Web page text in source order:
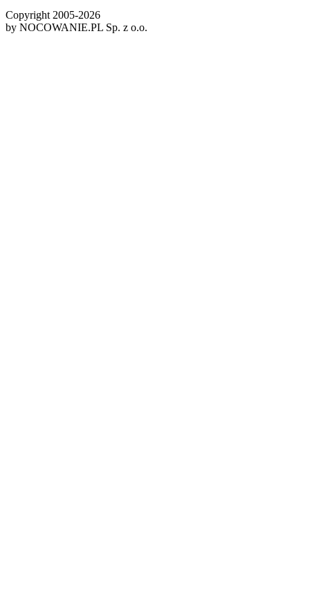
Copyright 2005-2026
by NOCOWANIE.PL Sp. z o.o.